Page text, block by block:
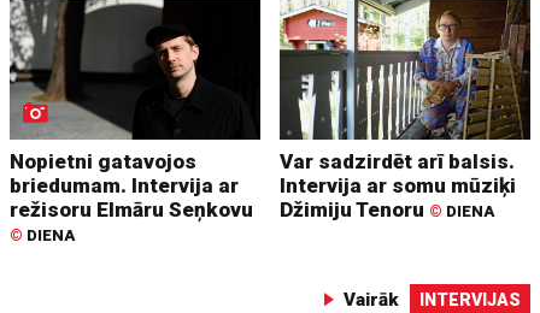
Nopietni gatavojos
briedumam. Intervija ar
režisoru Elmāru Seņkovu
© DIENA
Var sadzirdēt arī balsis.
Intervija ar somu mūziķi
Džimiju Tenoru © DIENA
Vairāk INTERVIJAS